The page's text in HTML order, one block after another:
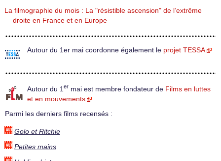
La filmographie du mois : La "résistible ascension" de l’extrême
droite en France et en Europe
Autour du 1er mai coordonne également le projet TESSA
Autour du 1 er mai est membre fondateur de Films en luttes
et en mouvements
Parmi les derniers films recensés :
Golo et Ritchie
Petites mains